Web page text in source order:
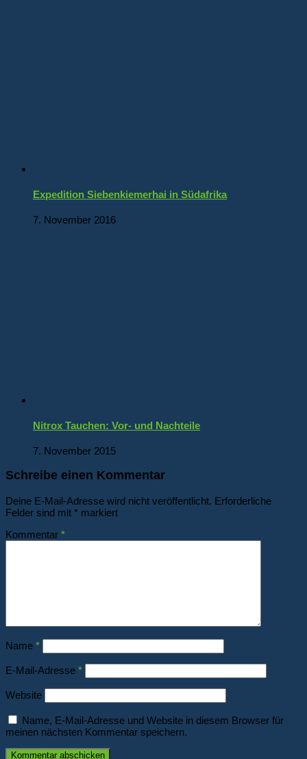
Expedition Siebenkiemerhai in Südafrika
7. November 2016
Nitrox Tauchen: Vor- und Nachteile
7. November 2015
Schreibe einen Kommentar
Deine E-Mail-Adresse wird nicht veröffentlicht. Erforderliche
Felder sind mit * markiert
Kommentar *
Name *
E-Mail-Adresse *
Website
Name, E-Mail-Adresse und Website in diesem Browser für
meinen nächsten Kommentar speichern.